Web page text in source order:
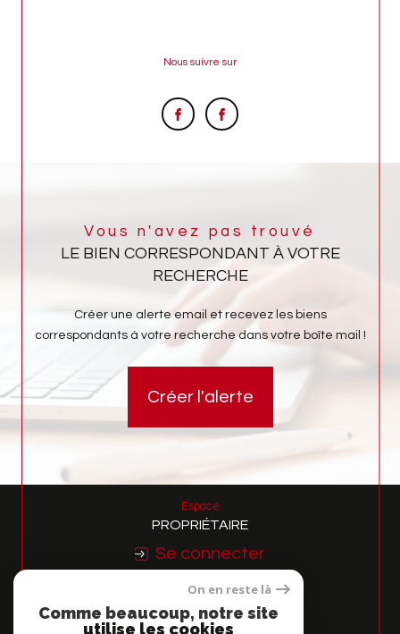
Nous suivre sur
Vous n'avez pas trouvé
LE BIEN CORRESPONDANT À VOTRE
RECHERCHE
Créer une alerte email et recevez les biens
correspondants à votre recherche dans votre boîte mail !
Créer l'alerte
Espace
PROPRIÉTAIRE
Se connecter
Nous
ADHÉRONS
On en reste là
Comme beaucoup, notre site
utilise les cookies